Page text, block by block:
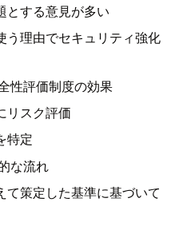
とする意見が多い
う理由でセキュリティ強化
性評価制度の効果
リスク評価
特定
な流れ
て策定した基準に基づいて